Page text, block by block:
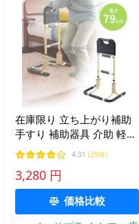
在庫限り 立ち上がり補助
手すり 補助器具 介助 軽量
移動式 玄関 トイレ シニア
障碍者 高齢者 敬老の日 プ
レゼント EEX-SUP01 TAIS
コード 01721-000001
4.31 (29件)
3,280 円
価格比較